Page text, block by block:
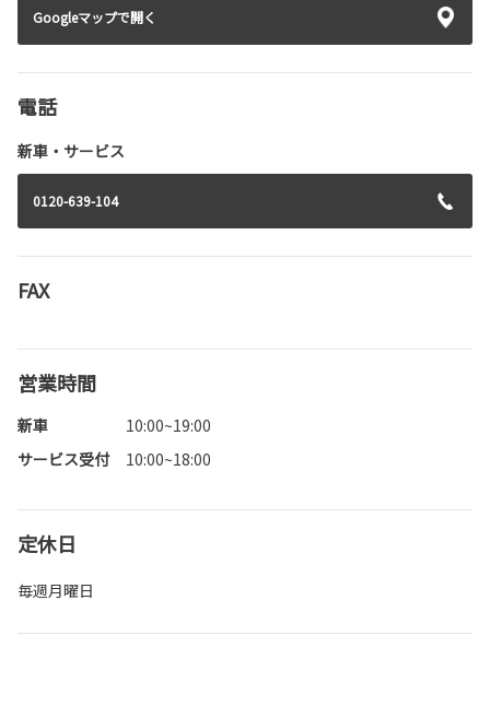
Googleマップで開く
電話
新車・サービス
0120-639-104
FAX
営業時間
新車
10:00~19:00
サービス受付
10:00~18:00
定休日
毎週月曜日